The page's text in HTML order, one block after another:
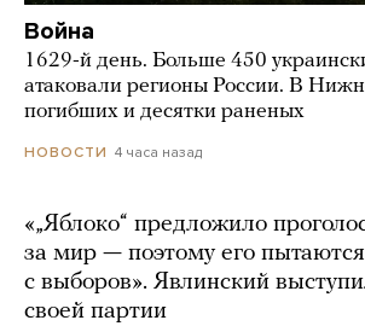
Война
1629-й день. Больше 450
атаковали регионы России. В
погибших и десятки раненых
НОВОСТИ 4 часа назад
«„Яблоко“ предложило
за мир — поэтому его пытаются
с выборов». Явлинский
своей партии